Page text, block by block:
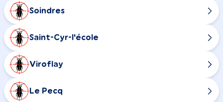
Soindres
Saint-Cyr-l'école
Viroflay
Le Pecq